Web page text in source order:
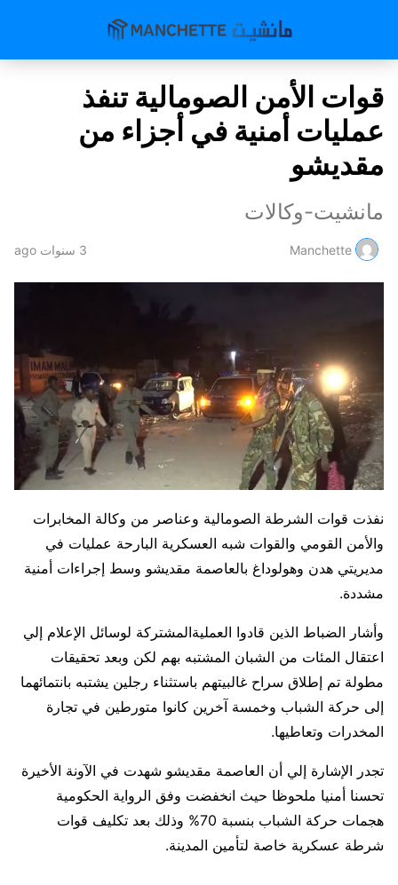
قوات الأمن الصومالية تنفذ
عمليات أمنية في أجزاء من
مقديشو
مانشيت-وكالات
Manchette 3 سنوات ago
نفذت قوات الشرطة الصومالية وعناصر من وكالة المخابرات
والأمن القومي والقوات شبه العسكرية البارحة عمليات في
مديريتي هدن وهولوداغ بالعاصمة مقديشو وسط إجراءات أمنية
مشددة.
وأشار الضباط الذين قادوا العمليةالمشتركة لوسائل الإعلام إلي
اعتقال المئات من الشبان المشتبه بهم لكن وبعد تحقيقات
مطولة تم إطلاق سراح غالبيتهم باستثناء رجلين يشتبه بانتمائهما
إلى حركة الشباب وخمسة آخرين كانوا متورطين في تجارة
المخدرات وتعاطيها.
تجدر الإشارة إلي أن العاصمة مقديشو شهدت في الآونة الأخيرة
تحسنا أمنيا ملحوظا حيث انخفضت وفق الرواية الحكومية
هجمات حركة الشباب بنسبة 70% وذلك بعد تكليف قوات
شرطة عسكرية خاصة لتأمين المدينة.